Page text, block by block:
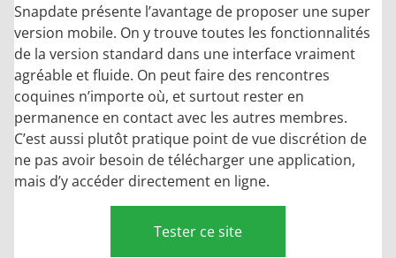
Snapdate présente l’avantage de proposer une super
version mobile. On y trouve toutes les fonctionnalités
de la version standard dans une interface vraiment
agréable et fluide. On peut faire des rencontres
coquines n’importe où, et surtout rester en
permanence en contact avec les autres membres.
C’est aussi plutôt pratique point de vue discrétion de
ne pas avoir besoin de télécharger une application,
mais d’y accéder directement en ligne.
Tester ce site